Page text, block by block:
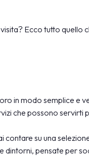
Ecco tutto quello
in modo semplice e
che possono servirti
contare su una
dintorni, pensate per